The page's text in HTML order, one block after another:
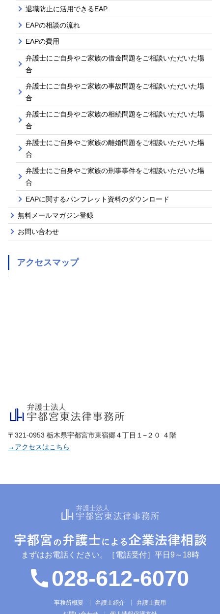
退職防止に活用できるEAP
EAPの相談の流れ
EAPの費用
弁護士にご自身やご家族の借金問題をご相談いただいた場
合
弁護士にご自身やご家族の事故問題をご相談いただいた場
合
弁護士にご自身やご家族の相続問題をご相談いただいた場
合
弁護士にご自身やご家族の離婚問題をご相談いただいた場
合
弁護士にご自身やご家族の刑事事件をご相談いただいた場
合
EAPに関するパンフレット資料のダウンロード
無料メールマガジン登録
お問い合わせ
アクセスマップ
〒321-0953 栃木県宇都宮市東宿郷４丁目１−２０ ４階
→アクセスはこちら
まずはお電話ください。 ［電話受付］平日9～18時
028-612-6070
事務所概要 弁護士紹介
弁護士費用